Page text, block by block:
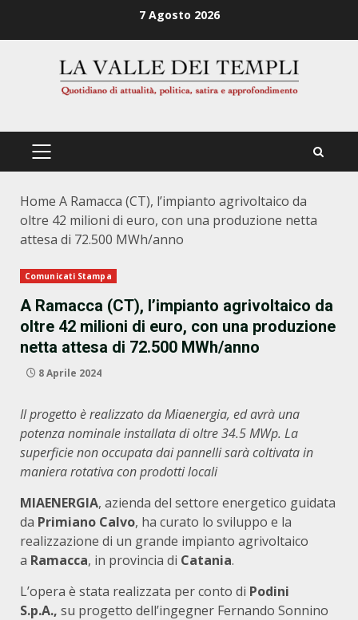
7 Agosto 2026
PRIMÄRES
Home A Ramacca (CT), l’impianto agrivoltaico da
oltre 42 milioni di euro, con una produzione netta
attesa di 72.500 MWh/anno
Comunicati Stampa
A Ramacca (CT), l’impianto agrivoltaico da
oltre 42 milioni di euro, con una produzione
netta attesa di 72.500 MWh/anno
8 Aprile 2024
Il progetto è realizzato da Miaenergia, ed avrà una
potenza nominale installata di oltre 34.5 MWp. La
superficie non occupata dai pannelli sarà coltivata in
maniera rotativa con prodotti locali
MIAENERGIA, azienda del settore energetico guidata
da Primiano Calvo, ha curato lo sviluppo e la
realizzazione di un grande impianto agrivoltaico
a Ramacca, in provincia di Catania.
L’opera è stata realizzata per conto di Podini
S.p.A., su progetto dell’ingegner Fernando Sonnino